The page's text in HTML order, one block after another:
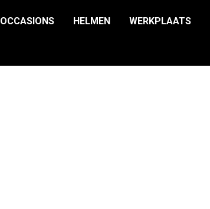
OCCASIONS HELMEN WERKPLAATS